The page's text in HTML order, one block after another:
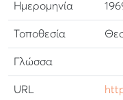
Ημερομηνία
Τοποθεσία
Γλώσσα
URL